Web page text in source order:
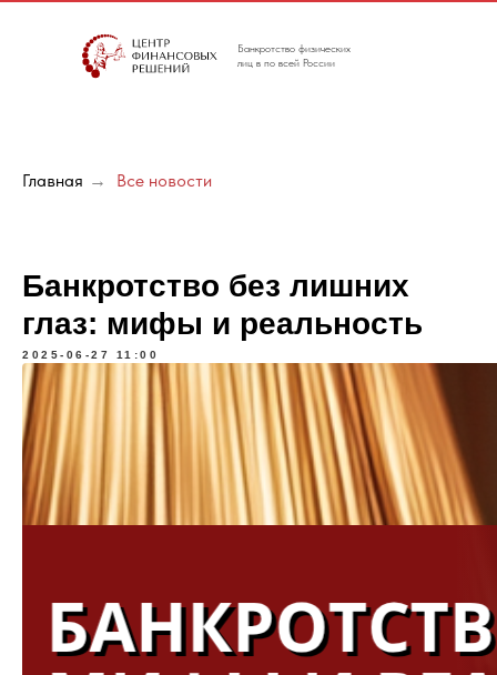
Банкротство физических
лиц в по всей России
Главная → Все новости
Банкротство без лишних
глаз: мифы и реальность
2025-06-27 11:00